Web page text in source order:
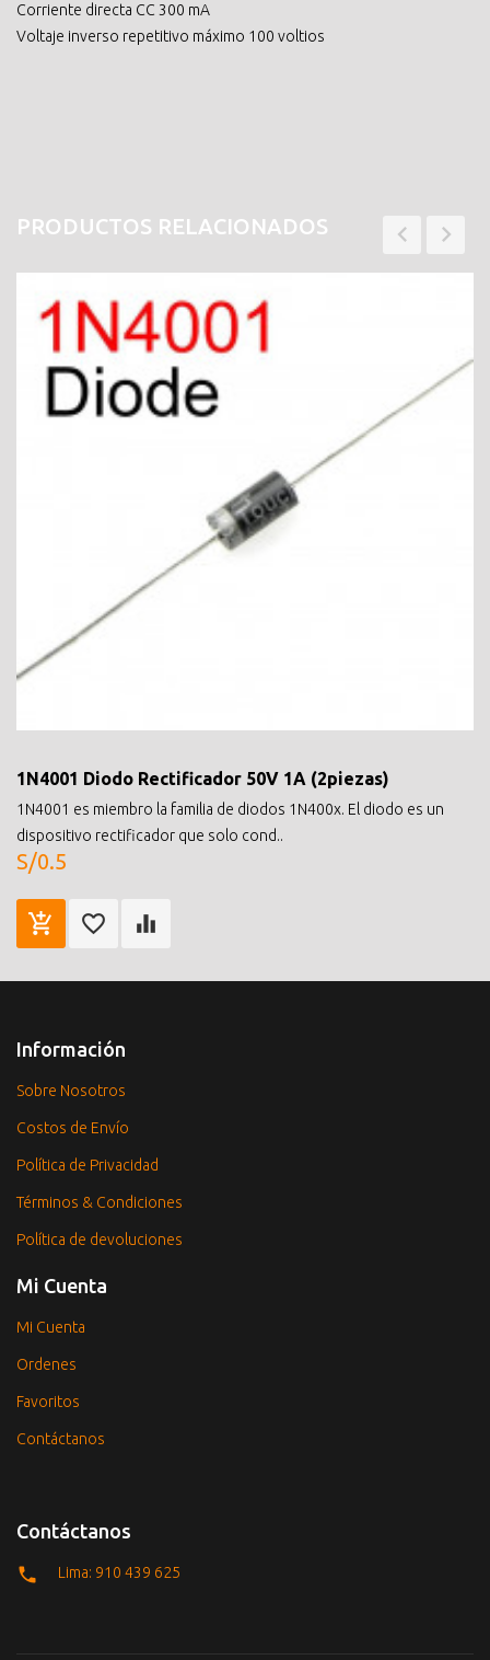
Corriente directa CC 300 mA
Voltaje inverso repetitivo máximo 100 voltios
PRODUCTOS RELACIONADOS
1N4001 Diodo Rectificador 50V 1A (2piezas)
1N4001 es miembro la familia de diodos 1N400x. El diodo es un
dispositivo rectificador que solo cond..
S/0.5
Información
Sobre Nosotros
Costos de Envío
Política de Privacidad
Términos & Condiciones
Política de devoluciones
Mi Cuenta
Mi Cuenta
Ordenes
Favoritos
Contáctanos
Contáctanos
Lima: 910 439 625